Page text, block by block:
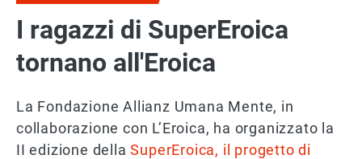
I ragazzi di SuperEroica
tornano all'Eroica
La Fondazione Allianz Umana Mente, in
collaborazione con L’Eroica, ha organizzato la
II edizione dellaSuperEroica, il progetto di